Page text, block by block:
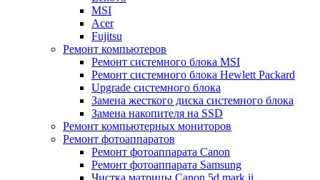
MSI
Acer
Fujitsu
Ремонт компьютеров
Ремонт системного блока MSI
Ремонт системного блока Hewlett Packard
Upgrade системного блока
Замена жесткого диска системного блока
Замена накопителя на SSD
Ремонт компьютерных мониторов
Ремонт фотоаппаратов
Ремонт фотоаппарата Canon
Ремонт фотоаппарата Samsung
Чистка матрицы Canon 5d mark ii